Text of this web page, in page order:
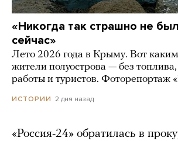
«Никогда так страшно не
сейчас»
Лето 2026 года в Крыму. Вот
жители полуострова — без топлива,
работы и туристов. Фоторепортаж
ИСТОРИИ 2 дня назад
«Россия-24» обратилась в